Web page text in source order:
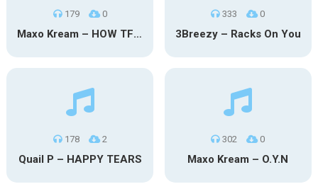
179 0
Maxo Kream – HOW TF I’M LUCKY
333 0
3Breezy – Racks On You
178 2
Quail P – HAPPY TEARS
302 0
Maxo Kream – O.Y.N